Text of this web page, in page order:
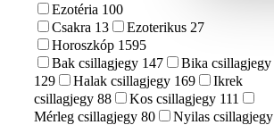
Ezotéria 100
Csakra 13 Ezoterikus 27
Horoszkóp 1595
Bak csillagjegy 147
Bika csillagjegy
129
Halak csillagjegy 169
Ikrek
csillagjegy 88 Kos csillagjegy 111
Mérleg csillagjegy 80
Nyilas csillagjegy